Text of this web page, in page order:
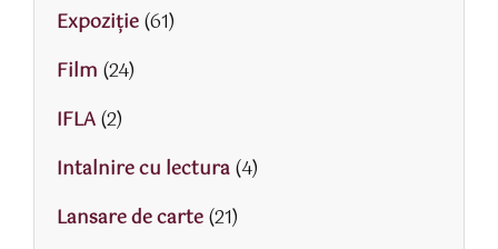
Expoziție(61)
Film (24)
IFLA(2)
Intalnire cu lectura(4)
Lansare de carte(21)